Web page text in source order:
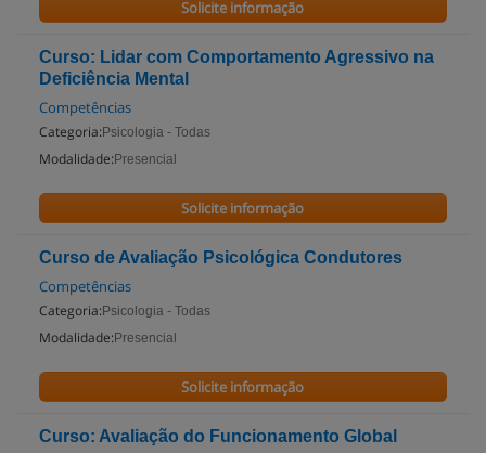
Solicite informação
Curso: Lidar com Comportamento Agressivo na
Deficiência Mental
Competências
Categoria: Psicologia - Todas
Modalidade: Presencial
Solicite informação
Curso de Avaliação Psicológica Condutores
Competências
Categoria: Psicologia - Todas
Modalidade: Presencial
Solicite informação
Curso: Avaliação do Funcionamento Global